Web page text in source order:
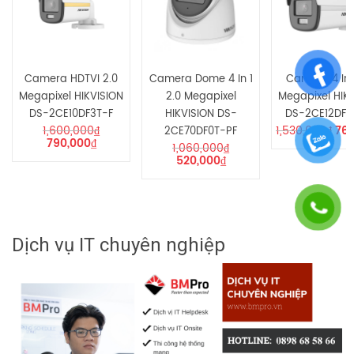
Camera HDTVI 2.0
Megapixel HIKVISION
DS-2CE10DF3T-F
1,600,000₫
790,000₫
Camera Dome 4 In 1
2.0 Megapixel
HIKVISION DS-
2CE70DF0T-PF
1,060,000₫
520,000₫
Camera 4 In
Megapixel
DS-
1,530,000₫
Dịch vụ IT chuyên nghiệp